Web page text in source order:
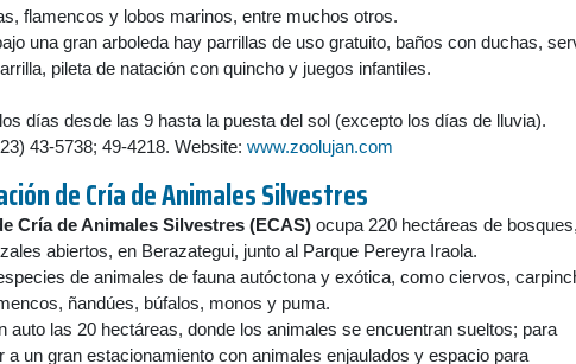
flamencos y lobos marinos, entre muchos otros.
una gran arboleda hay parrillas de uso gratuito, baños con duchas,
pileta de natación con quincho y juegos infantiles.
días desde las 9 hasta la puesta del sol (excepto los días de lluvia).
43-5738; 49-4218. Website: www.zoolujan.com
de Cría de Animales Silvestres
Cría de Animales Silvestres (ECAS) ocupa 220 hectáreas de bosques,
abiertos, en Berazategui, junto al Parque Pereyra Iraola.
de animales de fauna autóctona y exótica, como ciervos,
ñandúes, búfalos, monos y puma.
auto las 20 hectáreas, donde los animales se encuentran sueltos; para
a un gran estacionamiento con animales enjaulados y espacio para